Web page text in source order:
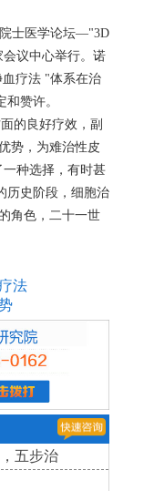
士医学论坛—"3D
议中心举行。诺
疗法 "体系在治
赞许。
的良好疗效，副
势，为难治性皮
种选择，有时甚
历史阶段，细胞治
角色，二十一世
法
五步治